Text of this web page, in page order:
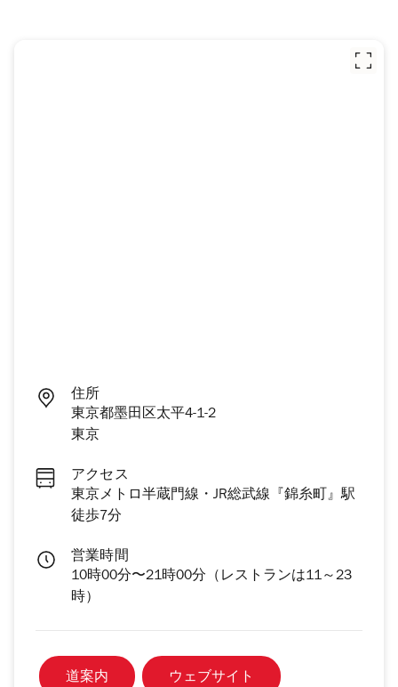
住所
東京都墨田区太平4-1-2
東京
アクセス
東京メトロ半蔵門線・JR総武線『錦糸町』駅
徒歩7分
営業時間
10時00分〜21時00分（レストランは11～23
時）
道案内 ウェブサイト